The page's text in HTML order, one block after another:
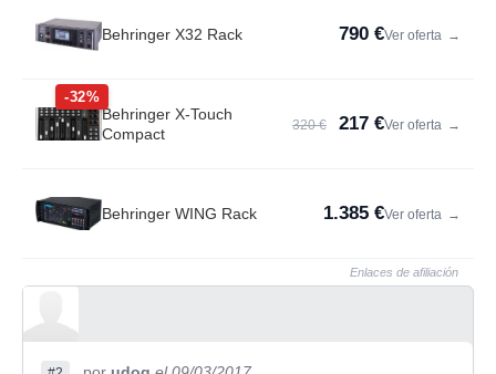
Behringer X32 Rack 790 €Ver oferta →
-32%
Behringer X-Touch
Compact
320 € 217 €Ver oferta →
Behringer WING Rack 1.385 €Ver oferta →
Enlaces de afiliación